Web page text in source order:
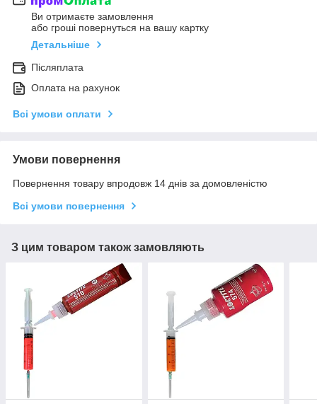
Ви отримаєте замовлення
або гроші повернуться на вашу картку
Детальніше
Післяплата
Оплата на рахунок
Всі умови оплати
Умови повернення
Повернення товару впродовж 14 днів за домовленістю
Всі умови повернення
З цим товаром також замовляють